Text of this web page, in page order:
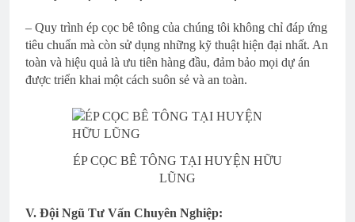
– Quy trình ép cọc bê tông của chúng tôi không chỉ đáp ứng
tiêu chuẩn mà còn sử dụng những kỹ thuật hiện đại nhất. An
toàn và hiệu quả là ưu tiên hàng đầu, đảm bảo mọi dự án
được triển khai một cách suôn sẻ và an toàn.
ÉP CỌC BÊ TÔNG TẠI HUYỆN HỮU
LŨNG
V. Đội Ngũ Tư Vấn Chuyên Nghiệp: